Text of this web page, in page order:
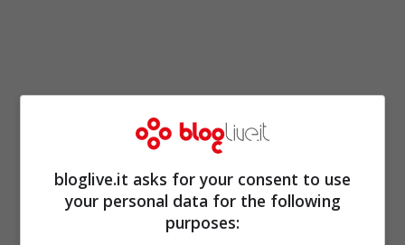
bloglive.it asks for your consent to use
your personal data for the following
purposes: